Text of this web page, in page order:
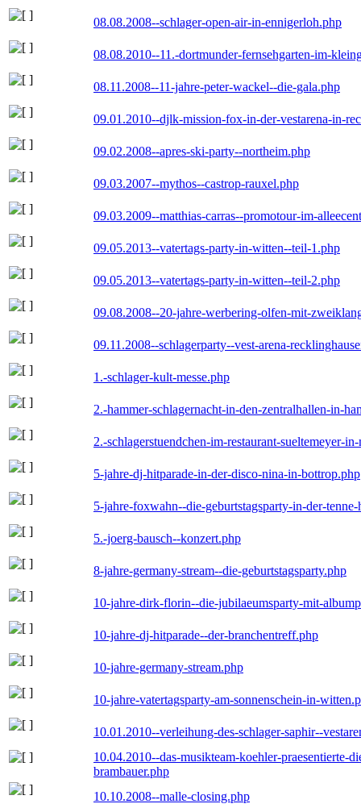
08.08.2008--schlager-open-air-in-ennigerloh.php
08.08.2010--11.-dortmunder-fernsehgarten-im-
08.11.2008--11-jahre-peter-wackel--die-gala.php
09.01.2010--djlk-mission-fox-in-der-vestarena-in-
09.02.2008--apres-ski-party--northeim.php
09.03.2007--mythos--castrop-rauxel.php
09.03.2009--matthias-carras--promotour-im-
09.05.2013--vatertags-party-in-witten--teil-1.php
09.05.2013--vatertags-party-in-witten--teil-2.php
09.08.2008--20-jahre-werbering-olfen-mit-
09.11.2008--schlagerparty--vest-arena-
1.-schlager-kult-messe.php
2.-hammer-schlagernacht-in-den-zentralhallen-in-
2.-schlagerstuendchen-im-restaurant-sueltemeyer-
5-jahre-dj-hitparade-in-der-disco-nina-in-bottrop.php
5-jahre-foxwahn--die-geburtstagsparty-in-der-tenne-
5.-joerg-bausch--konzert.php
8-jahre-germany-stream--die-geburtstagsparty.php
10-jahre-dirk-florin--die-jubilaeumsparty-mit-
10-jahre-dj-hitparade--der-branchentreff.php
10-jahre-germany-stream.php
10-jahre-vatertagsparty-am-sonnenschein-in-
10.01.2010--verleihung-des-schlager-saphir--
10.04.2010--das-musikteam-koehler-praesentierte-
brambauer.php
10.10.2008--malle-closing.php